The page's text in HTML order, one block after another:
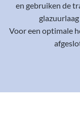
en gebruiken de
Voor een optimale